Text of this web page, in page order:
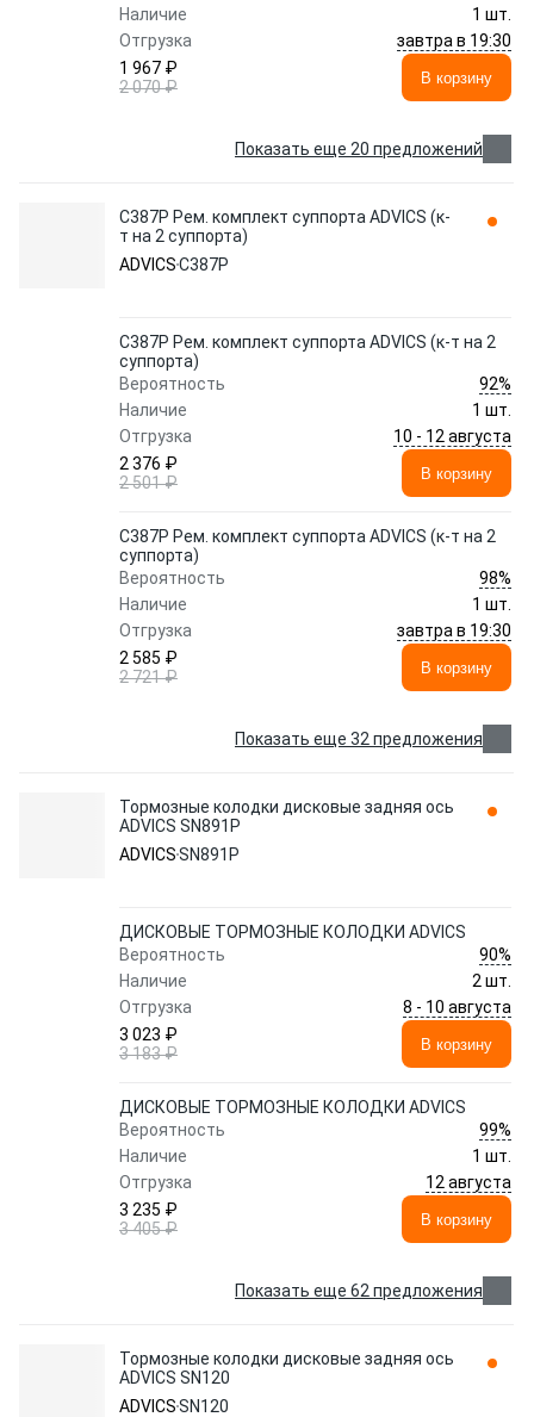
Наличие
1 шт.
Отгрузка
завтра в 19:30
1 967 ₽
2 070 ₽
В корзину
Показать еще 20 предложений
C387P Рем. комплект суппорта ADVICS (к-
т на 2 суппорта)
ADVICSC387P
C387P Рем. комплект суппорта ADVICS (к-т на 2
суппорта)
Вероятность
92%
Наличие
1 шт.
Отгрузка
10 - 12 августа
2 376 ₽
2 501 ₽
В корзину
C387P Рем. комплект суппорта ADVICS (к-т на 2
суппорта)
Вероятность
98%
Наличие
1 шт.
Отгрузка
завтра в 19:30
2 585 ₽
2 721 ₽
В корзину
Показать еще 32 предложения
Тормозные колодки дисковые задняя ось
ADVICS SN891P
ADVICSSN891P
ДИСКОВЫЕ ТОРМОЗНЫЕ КОЛОДКИ ADVICS
Вероятность
90%
Наличие
2 шт.
Отгрузка
8 - 10 августа
3 023 ₽
3 183 ₽
В корзину
ДИСКОВЫЕ ТОРМОЗНЫЕ КОЛОДКИ ADVICS
Вероятность
99%
Наличие
1 шт.
Отгрузка
12 августа
3 235 ₽
3 405 ₽
В корзину
Показать еще 62 предложения
Тормозные колодки дисковые задняя ось
ADVICS SN120
ADVICSSN120